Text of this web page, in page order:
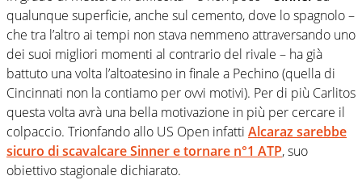
qualunque superficie, anche sul cemento, dove lo spagnolo –
che tra l’altro ai tempi non stava nemmeno attraversando uno
dei suoi migliori momenti al contrario del rivale – ha già
battuto una volta l’altoatesino in finale a Pechino (quella di
Cincinnati non la contiamo per ovvi motivi). Per di più Carlitos
questa volta avrà una bella motivazione in più per cercare il
colpaccio. Trionfando allo US Open infatti Alcaraz sarebbe
sicuro di scavalcareSinnere tornare n°1 ATP, suo
obiettivo stagionale dichiarato.